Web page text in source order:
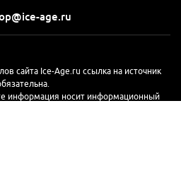
age.ru
сайта Ice-Age.ru ссылка на источник
информация носит информационный